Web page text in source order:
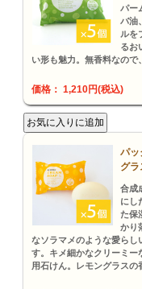
パー
バ油
ルを
るお
い形も魅力。無香料なので
価格： 1,210円(税込)
パッ
グ
合成
にし
た保
かり
なソラマメのような愛らし
す。キメ細かなクリーミー
用石けん。レモングラスの